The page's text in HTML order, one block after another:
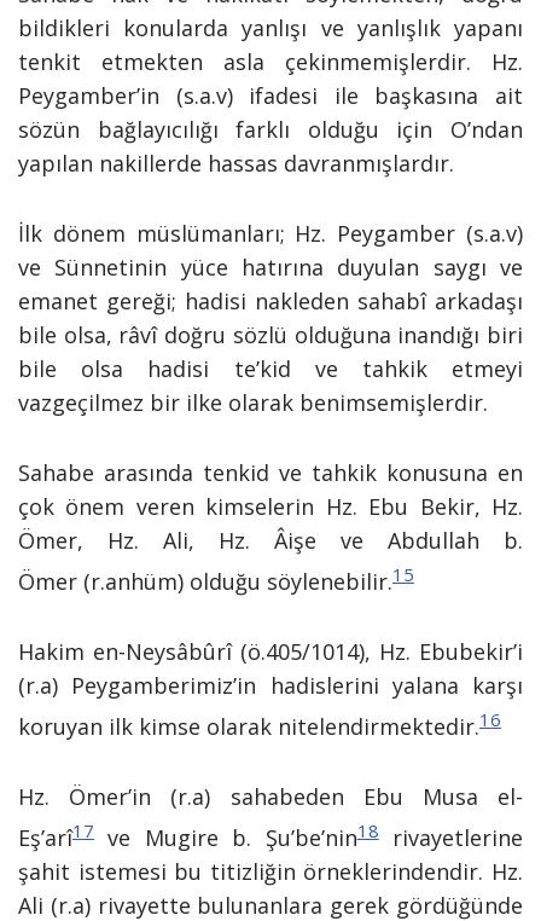
bildikleri konularda yanlışı ve yanlışlık yapanı
tenkit etmekten asla çekinmemişlerdir. Hz.
Peygamber’in (s.a.v) ifadesi ile başkasına ait
sözün bağlayıcılığı farklı olduğu için O’ndan
yapılan nakillerde hassas davranmışlardır.
İlk dönem müslümanları; Hz. Peygamber (s.a.v)
ve Sünnetinin yüce hatırına duyulan saygı ve
emanet gereği; hadisi nakleden sahabî arkadaşı
bile olsa, râvî doğru sözlü olduğuna inandığı biri
bile olsa hadisi te’kid ve tahkik etmeyi
vazgeçilmez bir ilke olarak benimsemişlerdir.
Sahabe arasında tenkid ve tahkik konusuna en
çok önem veren kimselerin Hz. Ebu Bekir, Hz.
Ömer, Hz. Ali, Hz. Âişe ve Abdullah b.
Ömer (r.anhüm) olduğu söylenebilir.15
Hakim en-Neysâbûrî (ö.405/1014), Hz. Ebubekir’i
(r.a) Peygamberimiz’in hadislerini yalana karşı
koruyan ilk kimse olarak nitelendirmektedir.16
Hz. Ömer’in (r.a) sahabeden Ebu Musa el-
Eş’arî17 ve Mugire b. Şu’be’nin18rivayetlerine
şahit istemesi bu titizliğin örneklerindendir. Hz.
Ali (r.a) rivayette bulunanlara gerek gördüğünde